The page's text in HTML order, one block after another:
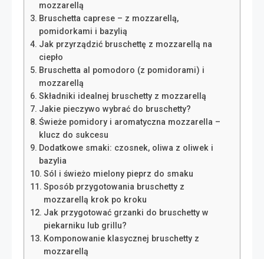
mozzarellą
Bruschetta caprese – z mozzarellą,
pomidorkami i bazylią
Jak przyrządzić bruschettę z mozzarellą na
ciepło
Bruschetta al pomodoro (z pomidorami) i
mozzarellą
Składniki idealnej bruschetty z mozzarellą
Jakie pieczywo wybrać do bruschetty?
Świeże pomidory i aromatyczna mozzarella –
klucz do sukcesu
Dodatkowe smaki: czosnek, oliwa z oliwek i
bazylia
Sól i świeżo mielony pieprz do smaku
Sposób przygotowania bruschetty z
mozzarellą krok po kroku
Jak przygotować grzanki do bruschetty w
piekarniku lub grillu?
Komponowanie klasycznej bruschetty z
mozzarellą